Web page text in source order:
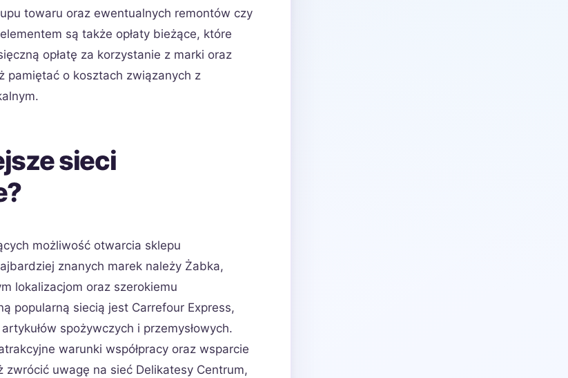
towaru oraz ewentualnych remontów czy
są także opłaty bieżące, które
opłatę za korzystanie z marki oraz
pamiętać o kosztach związanych z
sieci
możliwość otwarcia sklepu
znanych marek należy Żabka,
lokalizacjom oraz szerokiemu
popularną siecią jest Carrefour Express,
spożywczych i przemysłowych.
warunki współpracy oraz wsparcie
uwagę na sieć Delikatesy Centrum,